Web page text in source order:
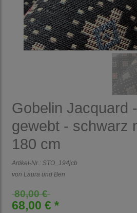
Gobelin Jacquard
gewebt - schwarz
180 cm
Artikel-Nr.: STO_194jcb
von Laura und Ben
80,00 €
68,00 € *